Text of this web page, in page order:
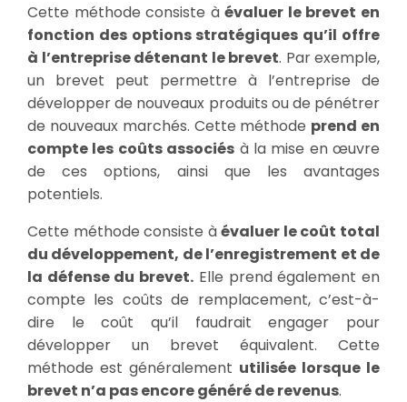
Cette méthode consiste àévaluer le brevet en
fonction des options stratégiques qu’il offre
à l’entreprise détenant le brevet. Par exemple,
un brevet peut permettre à l’entreprise de
développer de nouveaux produits ou de pénétrer
de nouveaux marchés. Cette méthode prend en
compte les coûts associés à la mise en œuvre
de ces options, ainsi que les avantages
potentiels.
Cette méthode consiste àévaluer le coût total
du développement, de l’enregistrement et de
la défense du brevet. Elle prend également en
compte les coûts de remplacement, c’est-à-
dire le coût qu’il faudrait engager pour
développer un brevet équivalent. Cette
méthode est généralement utilisée lorsque le
brevet n’a pas encore généré de revenus.